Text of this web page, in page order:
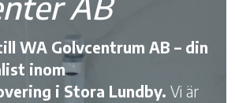
WA Golvcentrum AB – din
inom
i Stora Lundby. Vi är